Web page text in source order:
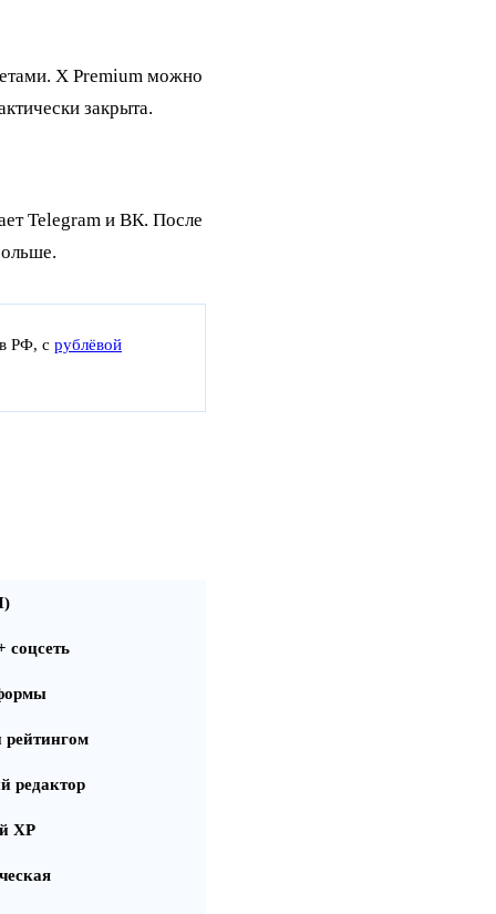
X Premium можно
закрыта.
Telegram и ВК. После
РФ, с рублёвой
соцсеть
редактор
XP